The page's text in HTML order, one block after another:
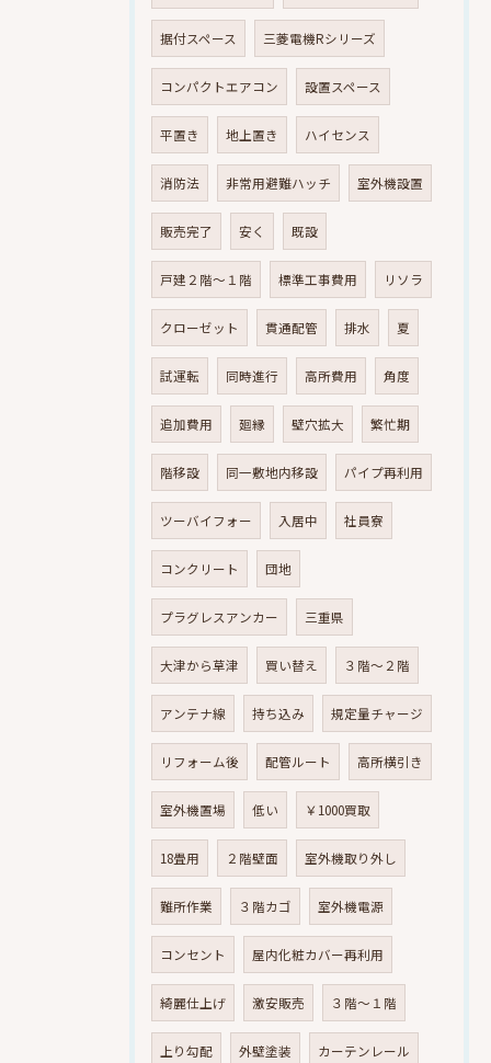
据付スペース 三菱電機Rシリーズ
コンパクトエアコン 設置スペース
平置き 地上置き ハイセンス
消防法 非常用避難ハッチ 室外機設置
販売完了 安く 既設
戸建２階～１階 標準工事費用 リソラ
クローゼット 貫通配管 排水 夏
試運転 同時進行 高所費用 角度
追加費用 廻縁 壁穴拡大 繁忙期
階移設 同一敷地内移設 パイプ再利用
ツーバイフォー 入居中 社員寮
コンクリート 団地
プラグレスアンカー 三重県
大津から草津 買い替え ３階～２階
アンテナ線 持ち込み 規定量チャージ
リフォーム後 配管ルート 高所横引き
室外機置場 低い ￥1000買取
18畳用 ２階壁面 室外機取り外し
難所作業 ３階カゴ 室外機電源
コンセント 屋内化粧カバー再利用
綺麗仕上げ 激安販売 ３階～１階
上り勾配 外壁塗装 カーテンレール